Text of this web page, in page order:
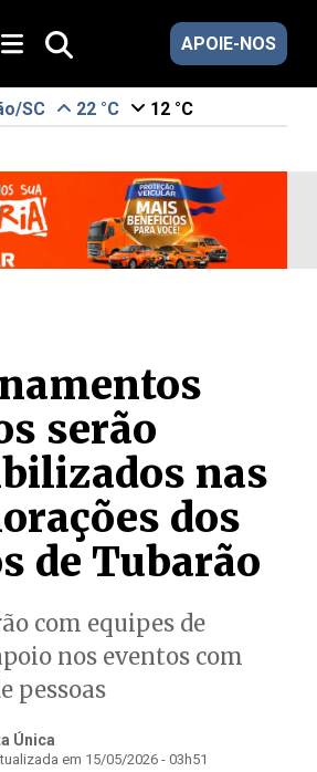
APOIE-NOS
SC 22 °C 12 °C
serão
nas
dos
de Tubarão
com equipes de
nos eventos com
pessoas
Única
em 15/05/2026 - 03h51